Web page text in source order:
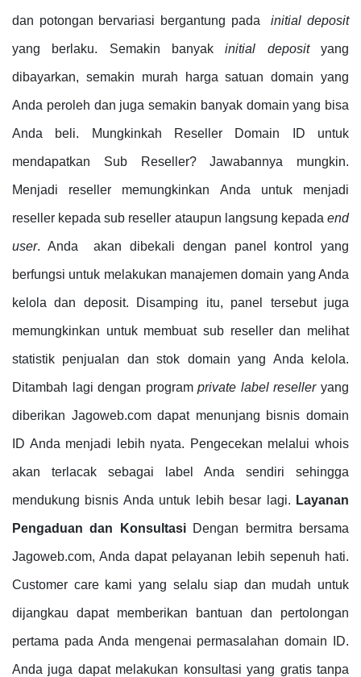
dan potongan bervariasi bergantung padainitial deposit
yang berlaku. Semakin banyakinitial deposityang
dibayarkan, semakin murah harga satuan domain yang
Anda peroleh dan juga semakin banyak domain yang bisa
Anda beli. Mungkinkah Reseller Domain ID untuk
mendapatkan Sub Reseller? Jawabannya mungkin.
Menjadi reseller memungkinkan Anda untuk menjadi
reseller kepada sub reseller ataupun langsung kepada end
user. Anda akan dibekali dengan panel kontrol yang
berfungsi untuk melakukan manajemen domain yang Anda
kelola dan deposit. Disamping itu, panel tersebut juga
memungkinkan untuk membuat sub reseller dan melihat
statistik penjualan dan stok domain yang Anda kelola.
Ditambah lagi dengan programprivate label reselleryang
diberikan Jagoweb.com dapat menunjang bisnis domain
ID Anda menjadi lebih nyata. Pengecekan melalui whois
akan terlacak sebagai label Anda sendiri sehingga
mendukung bisnis Anda untuk lebih besar lagi. Layanan
Pengaduan dan KonsultasiDengan bermitra bersama
Jagoweb.com, Anda dapat pelayanan lebih sepenuh hati.
Customer care kami yang selalu siap dan mudah untuk
dijangkau dapat memberikan bantuan dan pertolongan
pertama pada Anda mengenai permasalahan domain ID.
Anda juga dapat melakukan konsultasi yang gratis tanpa